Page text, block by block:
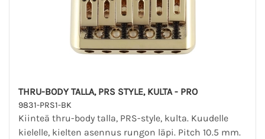
THRU-BODY TALLA, PRS STYLE, KULTA - PRO
9831-PRS1-BK
Kiinteä thru-body talla, PRS-style, kulta. Kuudelle
kielelle, kielten asennus rungon läpi. Pitch 10.5 mm.